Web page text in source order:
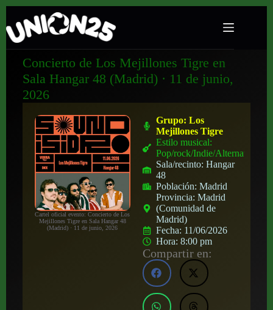
Concierto de Los Mejillones Tigre en
Sala Hangar 48 (Madrid) · 11 de junio,
2026
Cartel oficial evento: Concierto de Los
Mejillones Tigre en Sala Hangar 48
(Madrid) · 11 de junio, 2026
Grupo:Los
Mejillones Tigre
Estilo musical:
Pop/rock/Indie/Alternativo
Sala/recinto:Hangar
48
Población:Madrid
Provincia:Madrid
(Comunidad de
Madrid)
Fecha: 11/06/2026
Hora:8:00 pm
Compartir en: